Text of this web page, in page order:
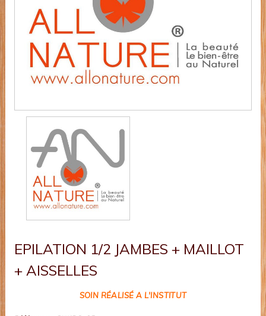
EPILATION 1/2 JAMBES + MAILLOT
+ AISSELLES
SOIN RÉALISÉ A L'INSTITUT